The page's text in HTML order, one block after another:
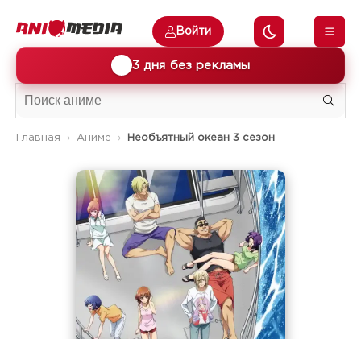
3 дня без рекламы
Войти
Главная Аниме Необъятный океан 3 сезон